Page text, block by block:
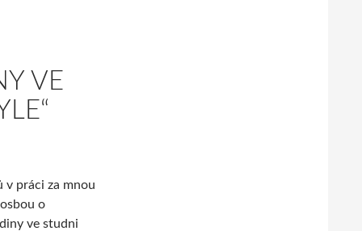
VE
v práci za mnou
o
ve studni